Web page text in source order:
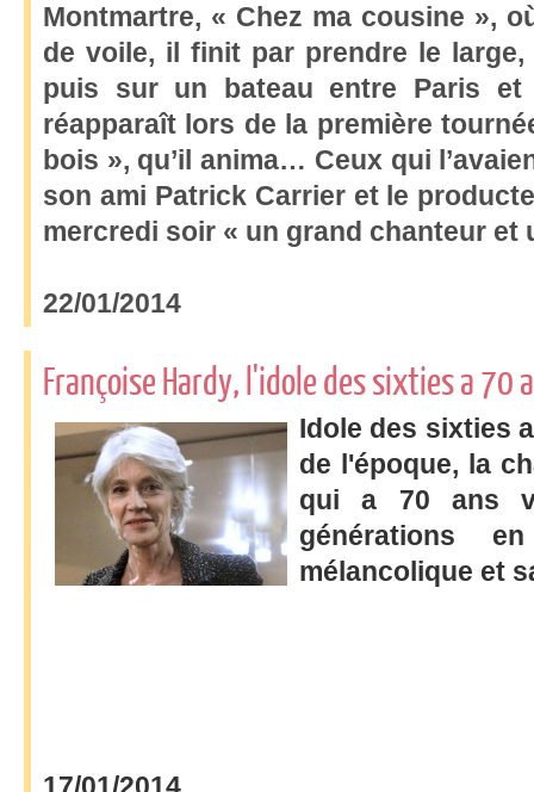
Montmartre, « Chez ma cousine »,
de voile, il finit par prendre le
puis sur un bateau entre Paris et
réapparaît lors de la première
bois », qu’il anima… Ceux qui
son ami Patrick Carrier et le
mercredi soir « un grand chanteur et
22/01/2014
Françoise Hardy, l'idole des sixties a 70
Idole des sixties
de l'époque, la
qui a 70 ans
générations
mélancolique et